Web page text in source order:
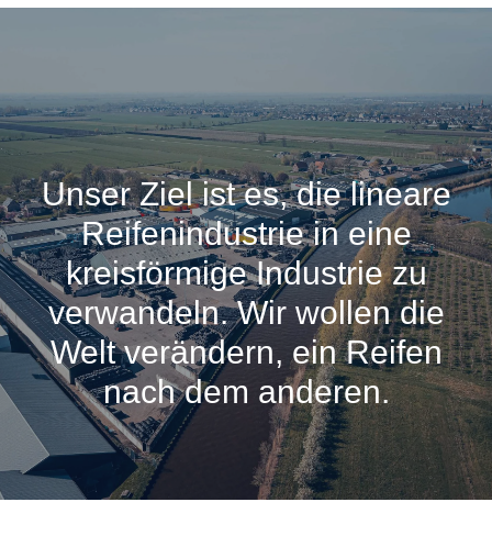
Unser Ziel ist es, die lineare
Reifenindustrie in eine
kreisförmige Industrie zu
verwandeln. Wir wollen die
Welt verändern, ein Reifen
nach dem anderen.